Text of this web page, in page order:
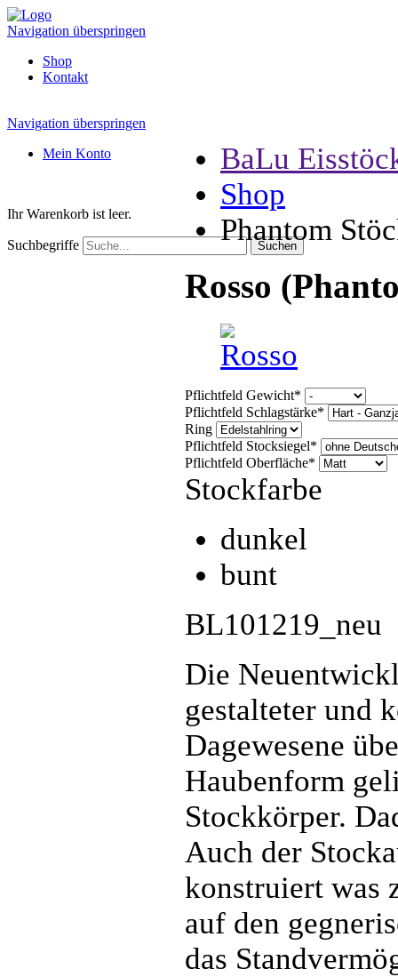
Navigation überspringen
Shop
Kontakt
Navigation überspringen
Mein Konto
Ihr Warenkorb ist leer.
Suchbegriffe
BaLu
Shop
Phantom
Rosso
Pflichtfeld Gewicht*
Pflichtfeld Schlagstärke*
Ring
Pflichtfeld Stocksiegel*
Pflichtfeld Oberfläche*
Stockfarbe
dunkel
bunt
BL101219_neu
Die
gestalteter und
Dagewesene
Haubenform
Stockkörper.
Auch der
konstruiert was
auf den
das